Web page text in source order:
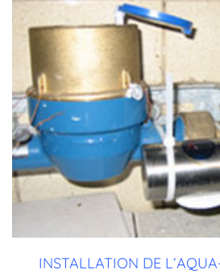
INSTALLATION DE